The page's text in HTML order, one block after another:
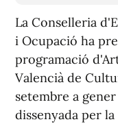
La Conselleria
i Ocupació ha
programació
Valencià de
setembre a
dissenyada per